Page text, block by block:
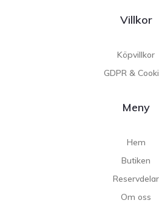
Villkor
Köpvillkor
GDPR &
Meny
Hem
Butiken
Reservdelar
Om oss